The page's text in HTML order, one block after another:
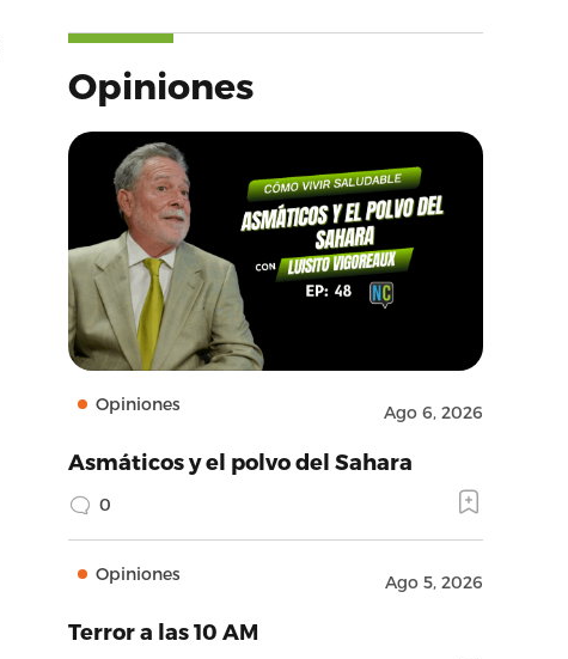
Opiniones
Opiniones Ago 6, 2026
Asmáticos y el polvo del Sahara
0
Opiniones Ago 5, 2026
Terror a las 10 AM